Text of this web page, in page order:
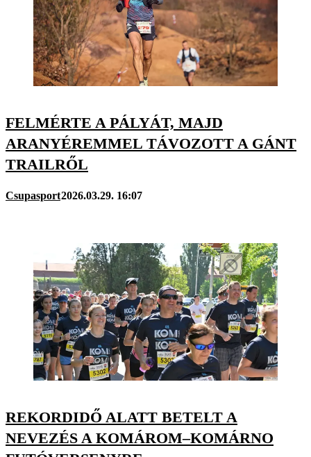
FELMÉRTE A PÁLYÁT, MAJD
ARANYÉREMMEL TÁVOZOTT A GÁNT
TRAILRŐL
Csupasport2026.03.29. 16:07
REKORDIDŐ ALATT BETELT A
NEVEZÉS A KOMÁROM–KOMÁRNO